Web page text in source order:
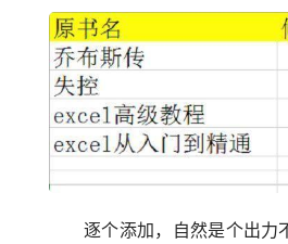
逐个添加，自然是个出力